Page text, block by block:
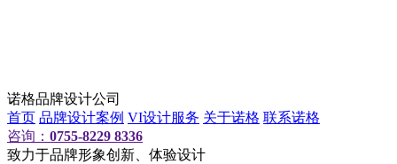
诺格品牌设计公司
首页 品牌设计案例 VI设计服务 关于诺格 联系诺格
咨询： 0755-8229 8336
致力于品牌形象创新、体验设计